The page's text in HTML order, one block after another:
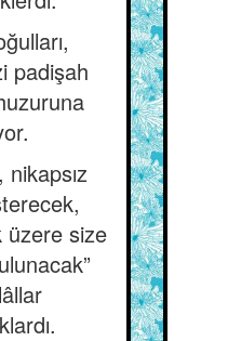
padişah
üzere size